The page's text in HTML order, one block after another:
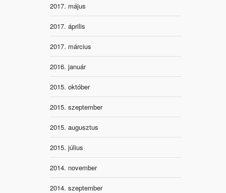
2017. május
2017. április
2017. március
2016. január
2015. október
2015. szeptember
2015. augusztus
2015. július
2014. november
2014. szeptember